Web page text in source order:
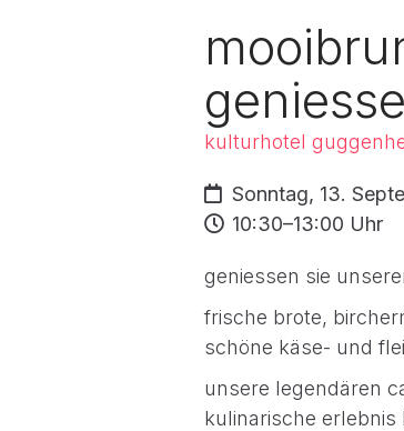
kulturhotel
Sonntag, 13.
10:30–13:00 Uhr
geniessen sie
frische brote,
schöne käse- und
unsere legendären
kulinarische erlebnis